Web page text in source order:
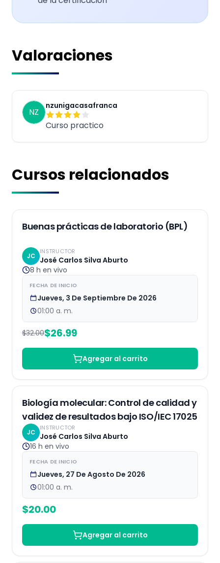
Valoraciones
NZ
nzunigacasafranca
Curso practico
Cursos relacionados
16% OFF EN VIVO
Buenas prácticas de laboratorio (BPL)
JC
INSTRUCTOR
José Carlos Silva Aburto
8 h en vivo
FECHA DE INICIO
Jueves, 3 De Septiembre De 2026
01:00 a. m.
$32.00$26.99
Agregar al carrito
EN VIVO
Biología molecular: Control de calidad y
validez de resultados bajo ISO/IEC 17025
JC
INSTRUCTOR
José Carlos Silva Aburto
16 h en vivo
FECHA DE INICIO
Jueves, 27 De Agosto De 2026
01:00 a. m.
$20.00
Agregar al carrito